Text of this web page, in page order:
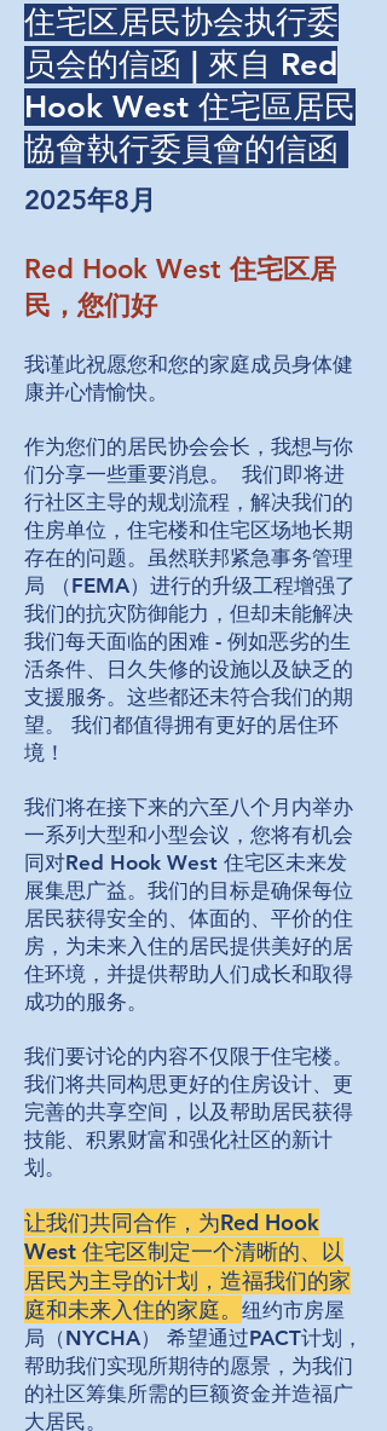
住宅区居民协会执行委
员会的信函 | 來自 Red
Hook West 住宅區居民
協會執行委員會的信函
2025年8月
Red Hook West 住宅区居
民，您们好
我谨此祝愿您和您的家庭成员身体健
康并心情愉快。
作为您们的居民协会会长，我想与你
们分享一些重要消息。 我们即将进
行社区主导的规划流程，解决我们的
住房单位，住宅楼和住宅区场地长期
存在的问题。虽然联邦紧急事务管理
局 （FEMA）进行的升级工程增强了
我们的抗灾防御能力，但却未能解决
我们每天面临的困难 - 例如恶劣的生
活条件、日久失修的设施以及缺乏的
支援服务。这些都还未符合我们的期
望。 我们都值得拥有更好的居住环
境！
我们将在接下来的六至八个月内举办
一系列大型和小型会议，您将有机会
同对Red Hook West 住宅区未来发
展集思广益。我们的目标是确保每位
居民获得安全的、体面的、平价的住
房，为未来入住的居民提供美好的居
住环境，并提供帮助人们成长和取得
成功的服务。
我们要讨论的内容不仅限于住宅楼。
我们将共同构思更好的住房设计、更
完善的共享空间，以及帮助居民获得
技能、积累财富和强化社区的新计
划。
让我们共同合作，为Red Hook
West 住宅区制定一个清晰的、以
居民为主导的计划，造福我们的家
庭和未来入住的家庭。 纽约市房屋
局（NYCHA） 希望通过PACT计划，
帮助我们实现所期待的愿景，为我们
的社区筹集所需的巨额资金并造福广
大居民。